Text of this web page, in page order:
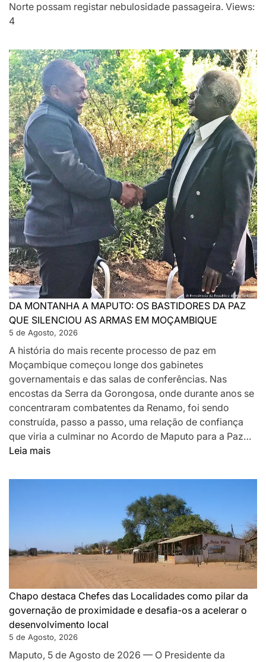
Norte possam registar nebulosidade passageira. Views:
4
DA MONTANHA A MAPUTO: OS BASTIDORES DA PAZ
QUE SILENCIOU AS ARMAS EM MOÇAMBIQUE
5 de Agosto, 2026
A história do mais recente processo de paz em
Moçambique começou longe dos gabinetes
governamentais e das salas de conferências. Nas
encostas da Serra da Gorongosa, onde durante anos se
concentraram combatentes da Renamo, foi sendo
construída, passo a passo, uma relação de confiança
que viria a culminar no Acordo de Maputo para a Paz…
Leia mais:
MONTANHA
DA
PAZ
SILENCIOU
AS
ARMAS
EM
MOÇAMBIQUE
Chapo destaca Chefes das Localidades como pilar da
governação de proximidade e desafia-os a acelerar o
desenvolvimento local
5 de Agosto, 2026
Maputo, 5 de Agosto de 2026 — O Presidente da